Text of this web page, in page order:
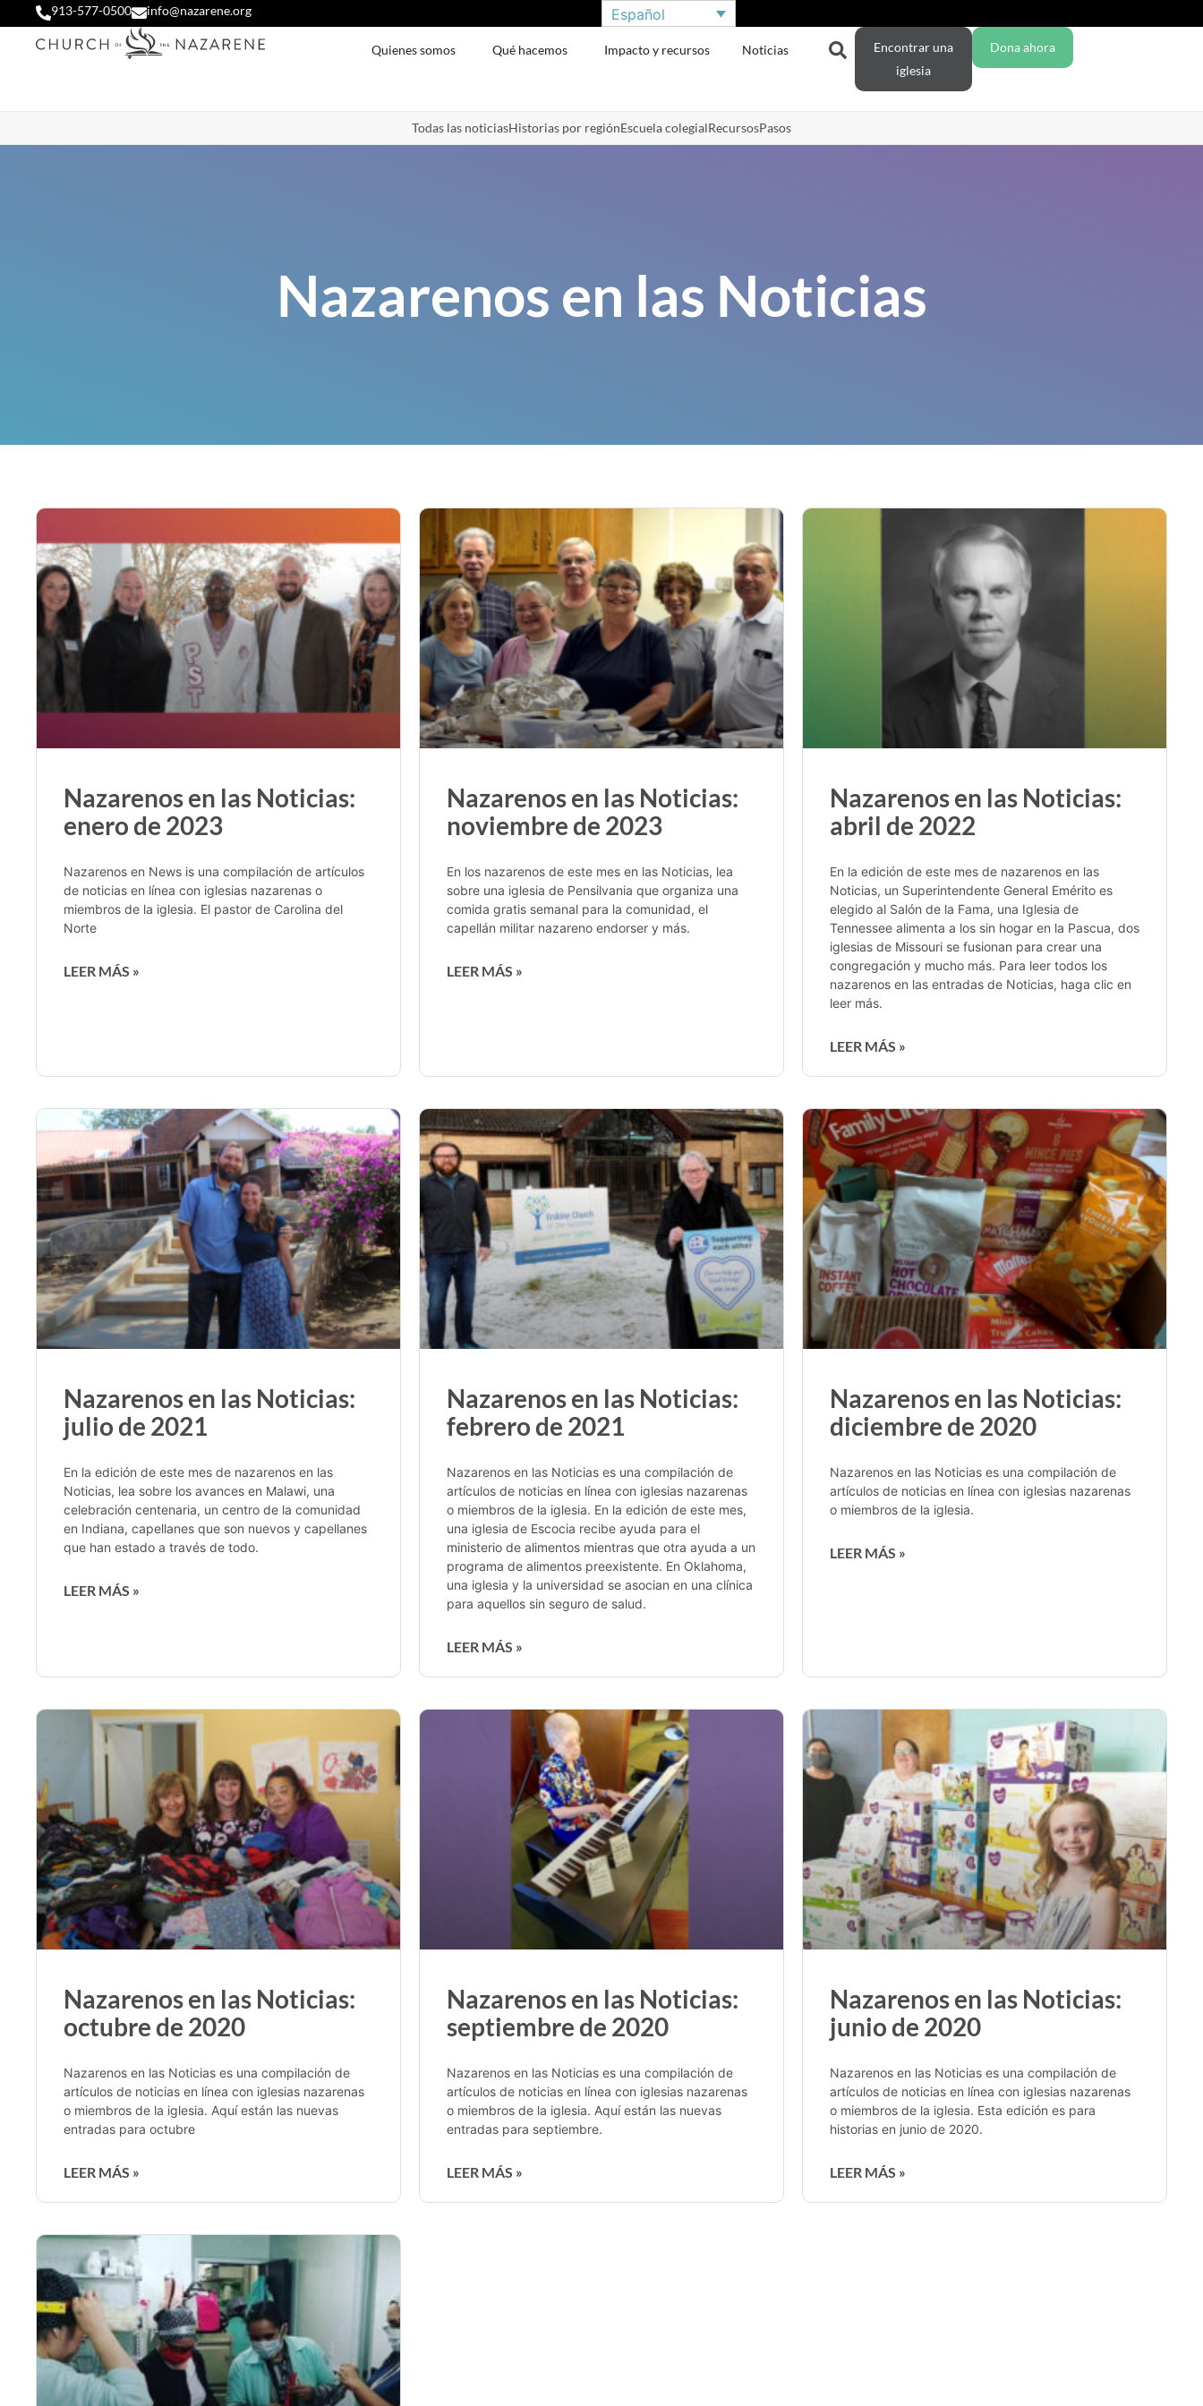
913-577-0500 info@nazarene.org Español
Quienes somos Qué hacemos Impacto y recursos Noticias
Encontrar una
iglesia
Dona ahora
Todas las noticiasHistorias por regiónEscuela colegialRecursosPasos
Nazarenos en las Noticias
Nazarenos en las Noticias:
enero de 2023
Nazarenos en News is una compilación de artículos
de noticias en línea con iglesias nazarenas o
miembros de la iglesia. El pastor de Carolina del
Norte
LEER MÁS »
Nazarenos en las Noticias:
noviembre de 2023
En los nazarenos de este mes en las Noticias, lea
sobre una iglesia de Pensilvania que organiza una
comida gratis semanal para la comunidad, el
capellán militar nazareno endorser y más.
LEER MÁS »
Nazarenos en las Noticias:
abril de 2022
En la edición de este mes de nazarenos en las
Noticias, un Superintendente General Emérito es
elegido al Salón de la Fama, una Iglesia de
Tennessee alimenta a los sin hogar en la Pascua, dos
iglesias de Missouri se fusionan para crear una
congregación y mucho más. Para leer todos los
nazarenos en las entradas de Noticias, haga clic en
leer más.
LEER MÁS »
Nazarenos en las Noticias:
julio de 2021
En la edición de este mes de nazarenos en las
Noticias, lea sobre los avances en Malawi, una
celebración centenaria, un centro de la comunidad
en Indiana, capellanes que son nuevos y capellanes
que han estado a través de todo.
LEER MÁS »
Nazarenos en las Noticias:
febrero de 2021
Nazarenos en las Noticias es una compilación de
artículos de noticias en línea con iglesias nazarenas
o miembros de la iglesia. En la edición de este mes,
una iglesia de Escocia recibe ayuda para el
ministerio de alimentos mientras que otra ayuda a un
programa de alimentos preexistente. En Oklahoma,
una iglesia y la universidad se asocian en una clínica
para aquellos sin seguro de salud.
LEER MÁS »
Nazarenos en las Noticias:
diciembre de 2020
Nazarenos en las Noticias es una compilación de
artículos de noticias en línea con iglesias nazarenas
o miembros de la iglesia.
LEER MÁS »
Nazarenos en las Noticias:
octubre de 2020
Nazarenos en las Noticias es una compilación de
artículos de noticias en línea con iglesias nazarenas
o miembros de la iglesia. Aquí están las nuevas
entradas para octubre
LEER MÁS »
Nazarenos en las Noticias:
septiembre de 2020
Nazarenos en las Noticias es una compilación de
artículos de noticias en línea con iglesias nazarenas
o miembros de la iglesia. Aquí están las nuevas
entradas para septiembre.
LEER MÁS »
Nazarenos en las Noticias:
junio de 2020
Nazarenos en las Noticias es una compilación de
artículos de noticias en línea con iglesias nazarenas
o miembros de la iglesia. Esta edición es para
historias en junio de 2020.
LEER MÁS »